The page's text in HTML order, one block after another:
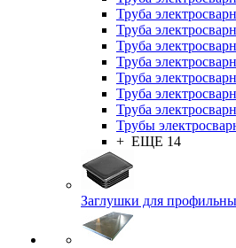
Труба
Труба
Труба
Труба
Труба
Труба
Труба
Трубы
+ ЕЩЕ 14
Заглушки для